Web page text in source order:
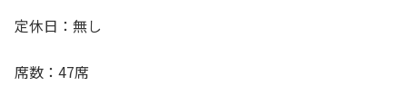
定休日：無し
席数：47席